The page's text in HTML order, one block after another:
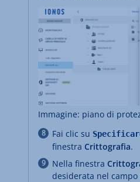
Immagine: piano di
Fai clic su
finestra Crittografia.
Nella finestra
desiderata nel campo